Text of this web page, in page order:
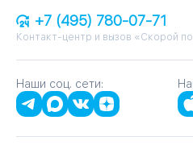
+7 (495) 780-07-71
Контакт-центр и вызов «Скорой
Наши соц. сети: